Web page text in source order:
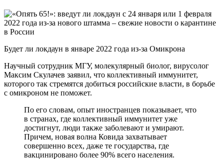
Будет ли локдаун в январе 2022 года из-за Омикрона
Научный сотрудник МГУ, молекулярный биолог, вирусолог
Максим Скулачев заявил, что коллективный иммунитет,
которого так стремятся добиться российские власти, в борьбе
с омикроном не поможет.
По его словам, опыт иностранцев показывает, что
в странах, где коллективный иммунитет уже
достигнут, люди также заболевают и умирают.
Причем, новая волна Ковида захватывает
совершенно всех, даже те государства, где
вакцинировано более 90% всего населения.